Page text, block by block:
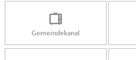
Gemeindekanal